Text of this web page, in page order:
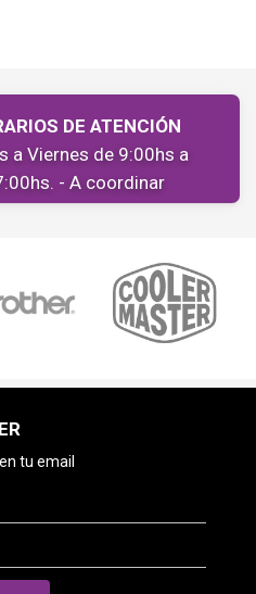
DE ATENCIÓN
a Viernes de 9:00hs a
- A coordinar
tu email